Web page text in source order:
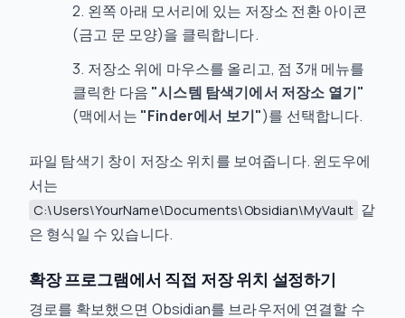
왼쪽 아래 모서리에 있는 저장소 전환 아이콘
(금고 문 모양)을 클릭합니다.
저장소 위에 마우스를 올리고, 점 3개 메뉴를
클릭한 다음 "시스템 탐색기에서 저장소 열기"
(맥에서는 "Finder에서 보기")를 선택합니다.
파일 탐색기 창이 저장소 위치를 보여줍니다. 윈도우에
서는
C:\Users\YourName\Documents\Obsidian\MyVault 같
은 형식일 수 있습니다.
확장 프로그램에서 직접 저장 위치 설정하기
경로를 확보했으면 Obsidian를 브라우저에 연결할 수